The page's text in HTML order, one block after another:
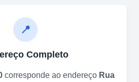
📍
Completo
corresponde ao endereço Rua